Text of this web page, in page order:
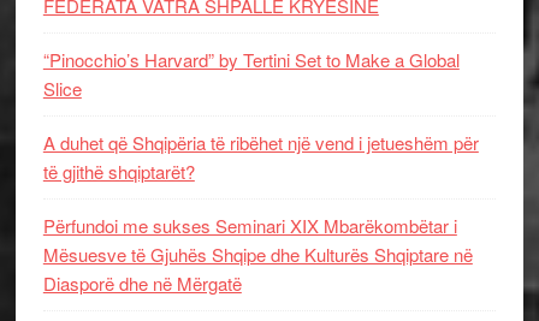
FEDERATA VATRA SHPALLË KRYESINË
“Pinocchio’s Harvard” by Tertini Set to Make a Global
Slice
A duhet që Shqipëria të ribëhet një vend i jetueshëm për
të gjithë shqiptarët?
Përfundoi me sukses Seminari XIX Mbarëkombëtar i
Mësuesve të Gjuhës Shqipe dhe Kulturës Shqiptare në
Diasporë dhe në Mërgatë